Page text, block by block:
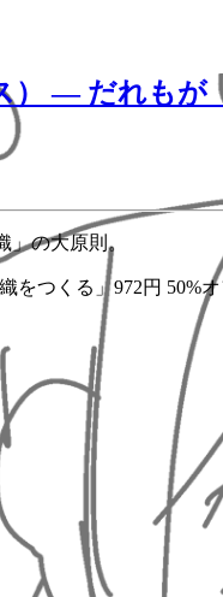
― だれもが
の大原則。
つくる」972円 50%オ